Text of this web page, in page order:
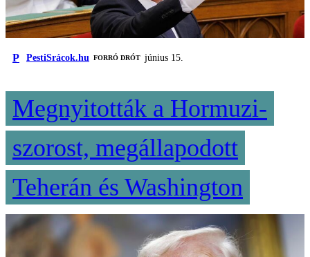
P PestiSrácok.hu FORRÓ DRÓT június 15.
Megnyitották a Hormuzi-
szorost, megállapodott
Teherán és Washington